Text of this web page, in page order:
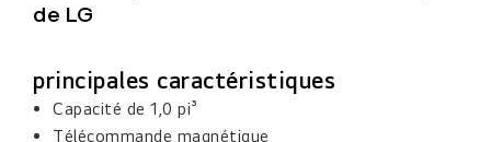
de LG
principales caractéristiques
Capacité de 1,0 pi³
Télécommande magnétique